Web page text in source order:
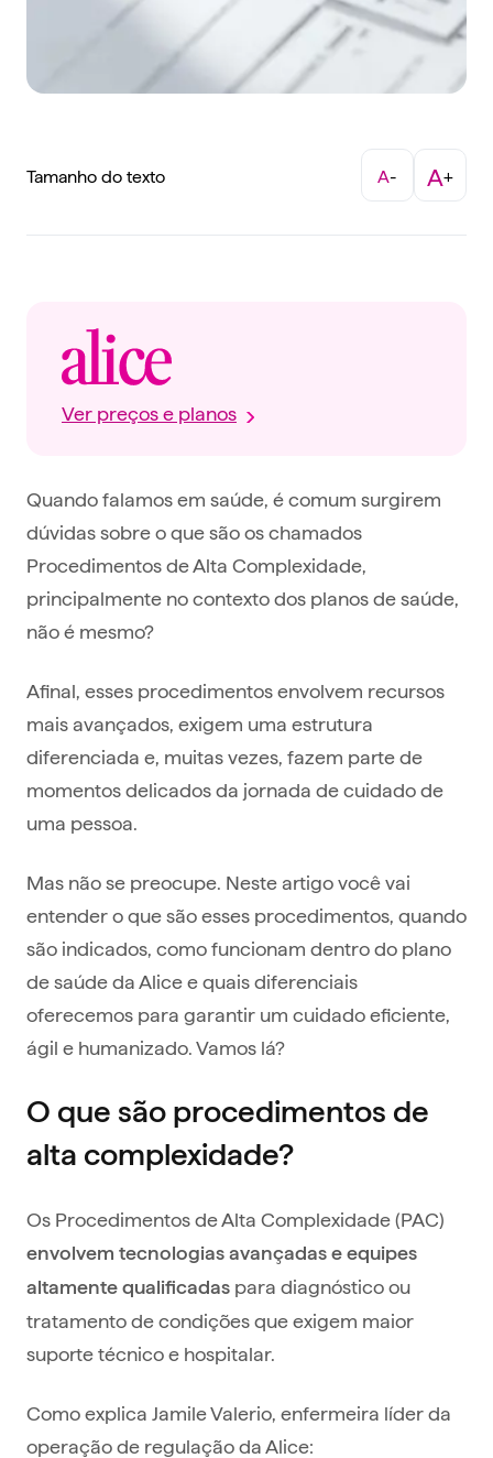
Tamanho do texto A- A+
Ver preços e planos
Quando falamos em saúde, é comum surgirem
dúvidas sobre o que são os chamados
Procedimentos de Alta Complexidade,
principalmente no contexto dos planos de saúde,
não é mesmo?
Afinal, esses procedimentos envolvem recursos
mais avançados, exigem uma estrutura
diferenciada e, muitas vezes, fazem parte de
momentos delicados da jornada de cuidado de
uma pessoa.
Mas não se preocupe. Neste artigo você vai
entender o que são esses procedimentos, quando
são indicados, como funcionam dentro do plano
de saúde da Alice e quais diferenciais
oferecemos para garantir um cuidado eficiente,
ágil e humanizado. Vamos lá?
O que são procedimentos de
alta complexidade?
Os Procedimentos de Alta Complexidade (PAC)
envolvem tecnologias avançadas e equipes
altamente qualificadas para diagnóstico ou
tratamento de condições que exigem maior
suporte técnico e hospitalar.
Como explica Jamile Valerio, enfermeira líder da
operação de regulação da Alice: